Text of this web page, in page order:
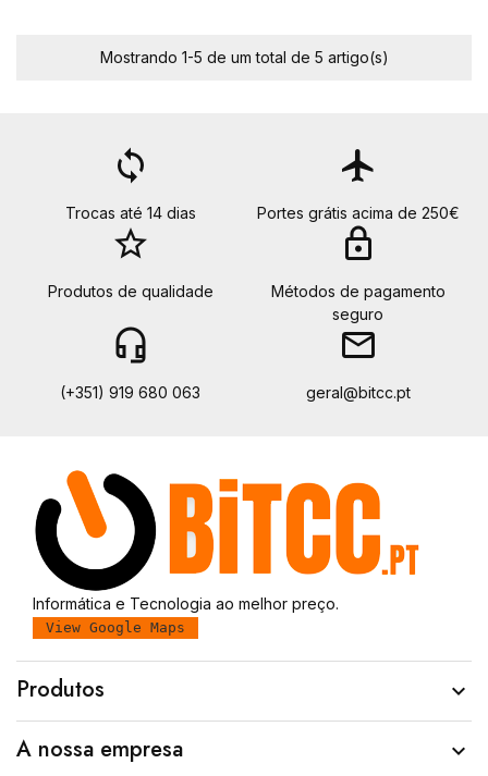
Mostrando 1-5 de um total de 5 artigo(s)
loop
Trocas até 14 dias
flight
Portes grátis acima de 250€
star_border
Produtos de qualidade
lock
Métodos de pagamento
seguro
headset_mic
(+351) 919 680 063
email
geral@bitcc.pt
Informática e Tecnologia ao melhor preço.
View Google Maps
Produtos 
A nossa empresa 